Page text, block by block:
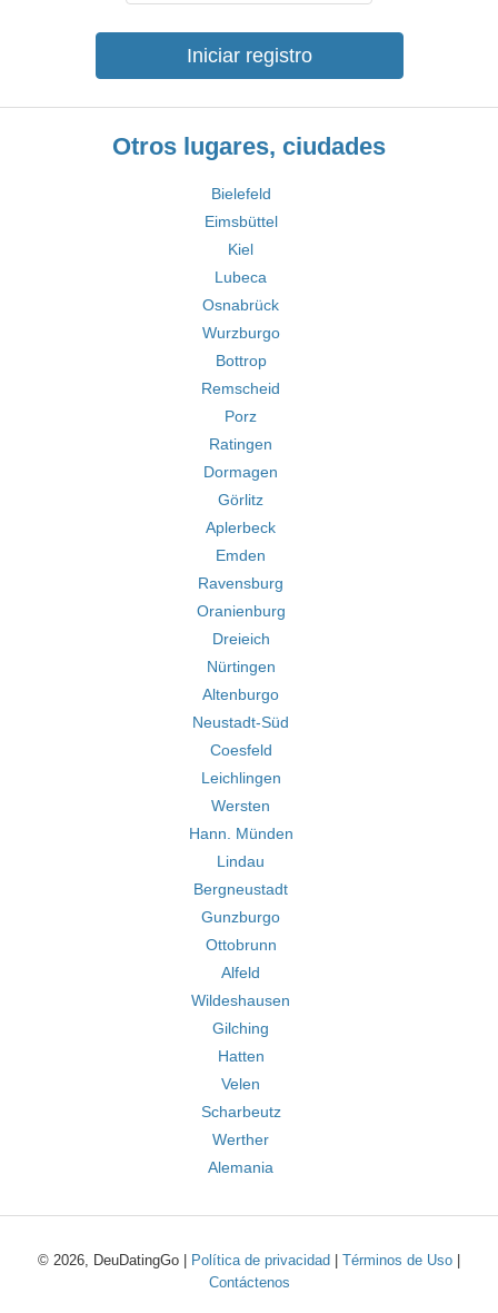
Iniciar registro
Otros lugares, ciudades
Bielefeld
Eimsbüttel
Kiel
Lubeca
Osnabrück
Wurzburgo
Bottrop
Remscheid
Porz
Ratingen
Dormagen
Görlitz
Aplerbeck
Emden
Ravensburg
Oranienburg
Dreieich
Nürtingen
Altenburgo
Neustadt-Süd
Coesfeld
Leichlingen
Wersten
Hann. Münden
Lindau
Bergneustadt
Gunzburgo
Ottobrunn
Alfeld
Wildeshausen
Gilching
Hatten
Velen
Scharbeutz
Werther
Alemania
© 2026, DeuDatingGo | Política de privacidad Términos de Uso
Contáctenos